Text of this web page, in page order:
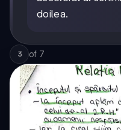
doilea.
3 of 7